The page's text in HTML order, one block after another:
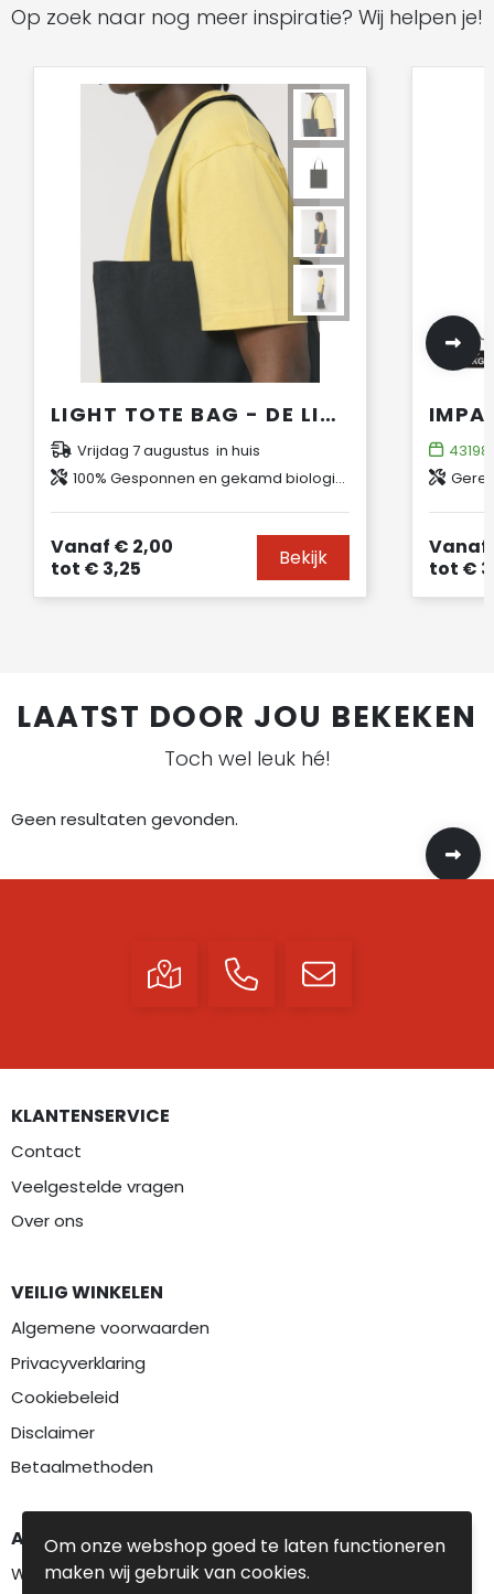
Op zoek naar nog meer inspiratie? Wij helpen je!
LIGHT TOTE BAG - DE LICHTE GEWEVEN TOTE BAG
Vrijdag 7 augustus in huis
100% Gesponnen en gekamd biologisch katoen
Vanaf € 2,00
tot € 3,25 Bekijk
43198
Vanaf
tot €
LAATST DOOR JOU BEKEKEN
Toch wel leuk hé!
Geen resultaten gevonden.
KLANTENSERVICE
Contact
Veelgestelde vragen
Over ons
VEILIG WINKELEN
Algemene voorwaarden
Privacyverklaring
Cookiebeleid
Disclaimer
Betaalmethoden
AANBEVOLEN CATEGORIEËN
Werkkleding
Om onze webshop goed te laten functioneren
maken wij gebruik van cookies.